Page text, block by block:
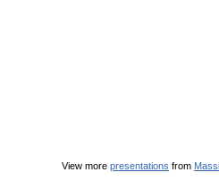
View morepresentations from